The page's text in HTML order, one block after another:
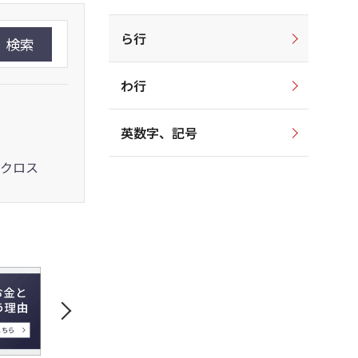
検索
ロス
ら行
わ行
英数字、記号